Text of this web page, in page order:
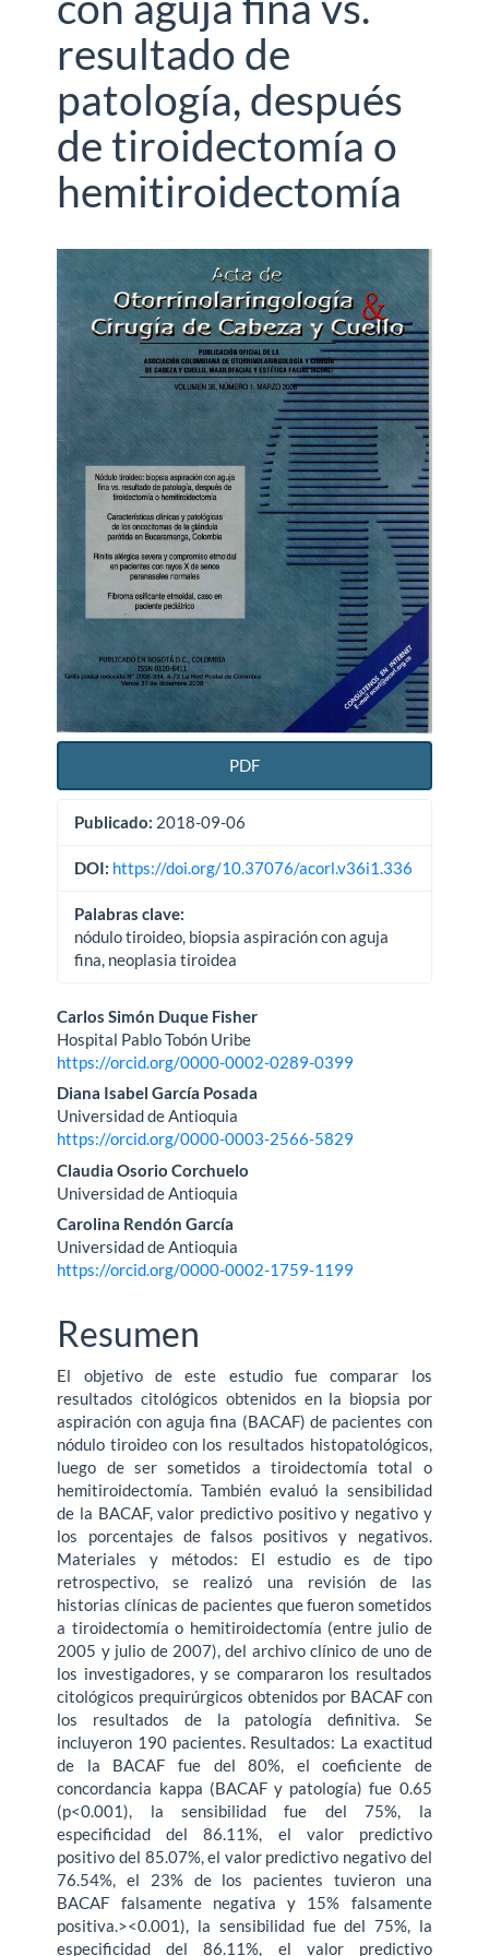
resultado de
patología, después
de tiroidectomía o
hemitiroidectomía
Barra
lateral
del
artículo
PDF
Publicado: 2018-09-06
DOI: https://doi.org/10.37076/acorl.v36i1.336
Palabras clave:
nódulo tiroideo, biopsia aspiración con aguja
fina, neoplasia tiroidea
Contenido
principal
del
artículo
Carlos Simón Duque Fisher
Hospital Pablo Tobón Uribe
https://orcid.org/0000-0002-0289-0399
Diana Isabel García Posada
Universidad de Antioquia
https://orcid.org/0000-0003-2566-5829
Claudia Osorio Corchuelo
Universidad de Antioquia
Carolina Rendón García
Universidad de Antioquia
https://orcid.org/0000-0002-1759-1199
Resumen
El objetivo de este estudio fue comparar los
resultados citológicos obtenidos en la biopsia por
aspiración con aguja fina (BACAF) de pacientes con
nódulo tiroideo con los resultados histopatológicos,
luego de ser sometidos a tiroidectomía total o
hemitiroidectomía. También evaluó la sensibilidad
de la BACAF, valor predictivo positivo y negativo y
los porcentajes de falsos positivos y negativos.
Materiales y métodos: El estudio es de tipo
retrospectivo, se realizó una revisión de las
historias clínicas de pacientes que fueron sometidos
a tiroidectomía o hemitiroidectomía (entre julio de
2005 y julio de 2007), del archivo clínico de uno de
los investigadores, y se compararon los resultados
citológicos prequirúrgicos obtenidos por BACAF con
los resultados de la patología definitiva. Se
incluyeron 190 pacientes. Resultados: La exactitud
de la BACAF fue del 80%, el coeficiente de
concordancia kappa (BACAF y patología) fue 0.65
(p<0.001), la sensibilidad fue del 75%, la
especificidad del 86.11%, el valor predictivo
positivo del 85.07%, el valor predictivo negativo del
76.54%, el 23% de los pacientes tuvieron una
BACAF falsamente negativa y 15% falsamente
positiva.><0.001), la sensibilidad fue del 75%, la
especificidad del 86.11%, el valor predictivo